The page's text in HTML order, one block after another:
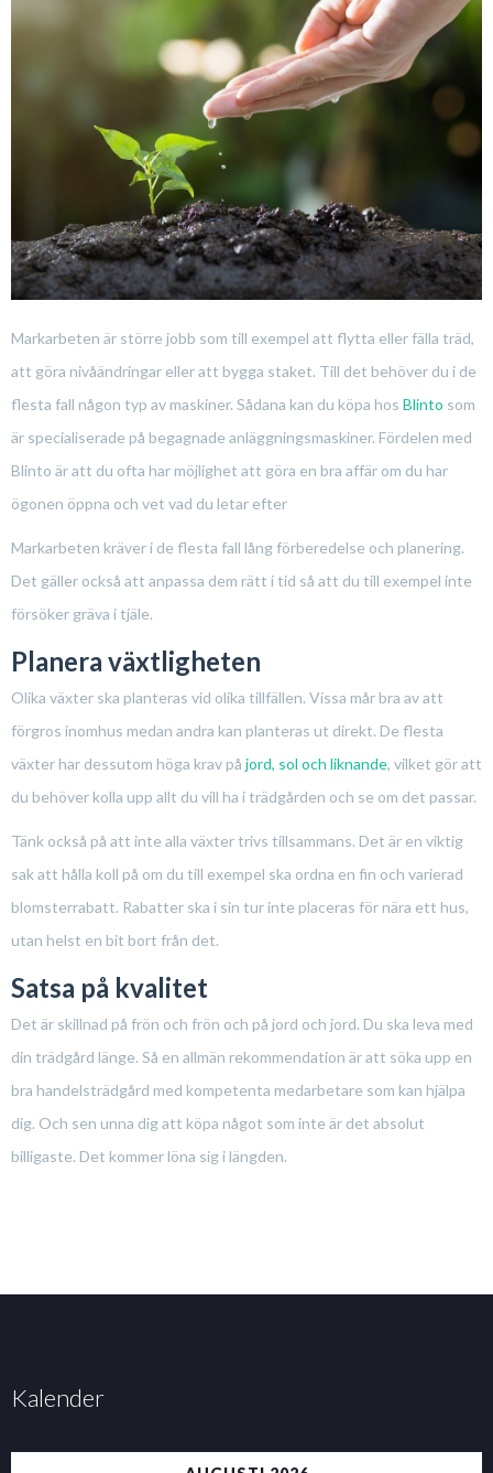
Markarbeten är större jobb som till exempel att flytta eller fälla träd,
att göra nivåändringar eller att bygga staket. Till det behöver du i de
flesta fall någon typ av maskiner. Sådana kan du köpa hos Blinto som
är specialiserade på begagnade anläggningsmaskiner. Fördelen med
Blinto är att du ofta har möjlighet att göra en bra affär om du har
ögonen öppna och vet vad du letar efter
Markarbeten kräver i de flesta fall lång förberedelse och planering.
Det gäller också att anpassa dem rätt i tid så att du till exempel inte
försöker gräva i tjäle.
Planera växtligheten
Olika växter ska planteras vid olika tillfällen. Vissa mår bra av att
förgros inomhus medan andra kan planteras ut direkt. De flesta
växter har dessutom höga krav på jord, sol och liknande, vilket gör att
du behöver kolla upp allt du vill ha i trädgården och se om det passar.
Tänk också på att inte alla växter trivs tillsammans. Det är en viktig
sak att hålla koll på om du till exempel ska ordna en fin och varierad
blomsterrabatt. Rabatter ska i sin tur inte placeras för nära ett hus,
utan helst en bit bort från det.
Satsa på kvalitet
Det är skillnad på frön och frön och på jord och jord. Du ska leva med
din trädgård länge. Så en allmän rekommendation är att söka upp en
bra handelsträdgård med kompetenta medarbetare som kan hjälpa
dig. Och sen unna dig att köpa något som inte är det absolut
billigaste. Det kommer löna sig i längden.
Kalender